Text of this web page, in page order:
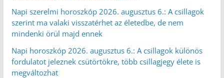
Napi szerelmi horoszkóp 2026. augusztus 6.: A csillagok
szerint ma valaki visszatérhet az életedbe, de nem
mindenki örül majd ennek
Napi horoszkóp 2026. augusztus 6.: A csillagok különös
fordulatot jeleznek csütörtökre, több csillagjegy élete is
megváltozhat